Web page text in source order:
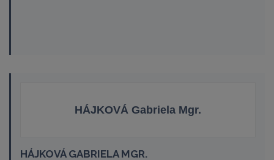
HÁJKOVÁ Gabriela Mgr.
HÁJKOVÁ GABRIELA MGR.